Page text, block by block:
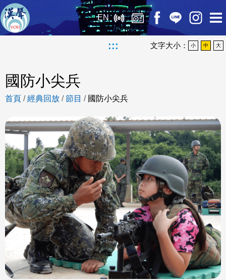
EN
::: 文字大小： 小 中 大
國防小尖兵
首頁 /經典回放 /節目 / 國防小尖兵